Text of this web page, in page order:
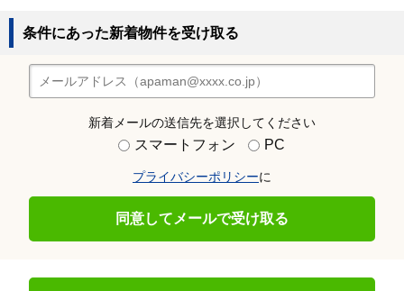
条件にあった新着物件を受け取る
新着メールの送信先を選択してください
スマートフォン PC
プライバシーポリシーに
同意してメールで受け取る